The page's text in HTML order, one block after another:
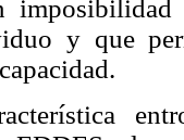
imposibilidad
y que